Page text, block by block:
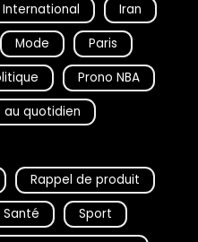
International
Iran
Mode
Paris
Prono NBA
quotidien
Rappel de produit
Santé
Sport